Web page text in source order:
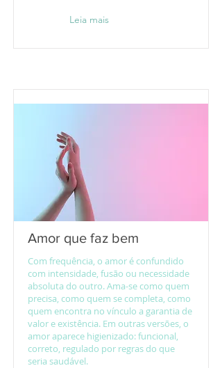
Leia mais
Amor que faz bem
Com frequência, o amor é confundido
com intensidade, fusão ou necessidade
absoluta do outro. Ama-se como quem
precisa, como quem se completa, como
quem encontra no vínculo a garantia de
valor e existência. Em outras versões, o
amor aparece higienizado: funcional,
correto, regulado por regras do que
seria saudável.